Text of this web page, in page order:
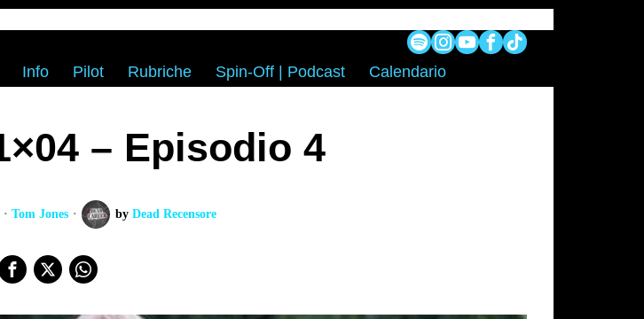
Info Pilot Rubriche Spin-Off | Podcast Calendario
– Episodio 4
· Tom Jones by Dead Recensore